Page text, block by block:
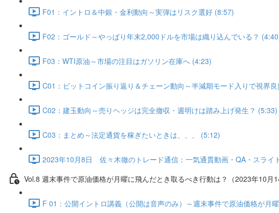
F01：イントロ＆中銀・金利動向～実弾はリスク選好 (8:57)
F02：ゴールド～やっぱり年末2,000ドルを市場は織り込んでいる？
F03：WTI原油～市場の注目はガソリン在庫へ (4:23)
C01：ビットコイン振り返り＆チェーン動向～半減期モード入りで視界
C02：建玉動向～売りヘッジは完全撤収・週明けは踏み上げ発生？ (5:33)
C03：まとめ～法定通貨を稼ぎたいときは、、、 (5:12)
2023年10月8日 佐々木徹のトレード通信：一気通貫動画・QA・スライ
Vol.8 週末事件で原油価格が月曜に飛んだとき取るべき行動は？（2023年10月
F 01：公開イントロ講義（公開は音声のみ）～週末事件で原油価格が月